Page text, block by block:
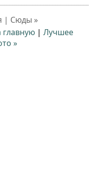
| Сюды »
главную | Лучшее
»